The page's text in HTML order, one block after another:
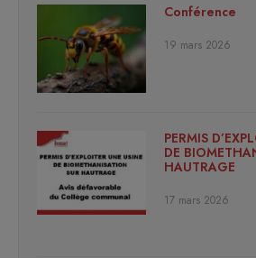
Conférence
19 mars 2026
PERMIS
DE
HAUTRAGE
17 mars 2026